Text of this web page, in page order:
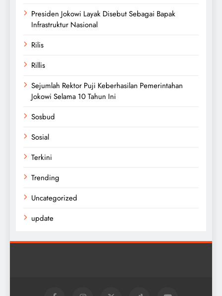
Presiden Jokowi Layak Disebut Sebagai Bapak
Infrastruktur Nasional
Rilis
Rillis
Sejumlah Rektor Puji Keberhasilan Pemerintahan
Jokowi Selama 10 Tahun Ini
Sosbud
Sosial
Terkini
Trending
Uncategorized
update